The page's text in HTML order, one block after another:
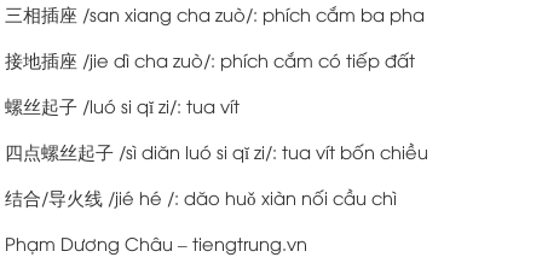
三相插座 /san xiang cha zuò/: phích cắm ba pha
接地插座 /jie dì cha zuò/: phích cắm có tiếp đất
螺丝起子 /luó si qĭ zi/: tua vít
四点螺丝起子 /sì diăn luó si qĭ zi/: tua vít bốn chiều
结合/导火线 /jié hé /: dăo huǒ xiàn nối cầu chì
Phạm Dương Châu – tiengtrung.vn